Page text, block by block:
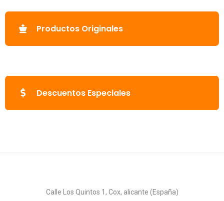
Productos Originales
Descuentos Especiales
Calle Los Quintos 1, Cox, alicante (España)